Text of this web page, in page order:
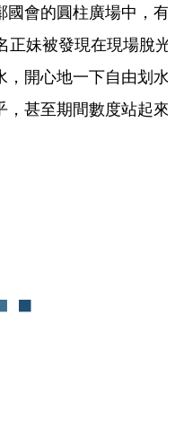
國會的圓柱廣場中，有
正妹被發現在現場脫光
，開心地一下自由划水
，甚至期間數度站起來